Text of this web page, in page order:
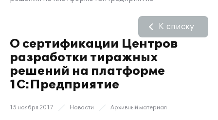
О сертификации Центров
разработки тиражных
решений на платформе
1С:Предприятие
К списку
15 ноября 2017 Новости Архивный материал